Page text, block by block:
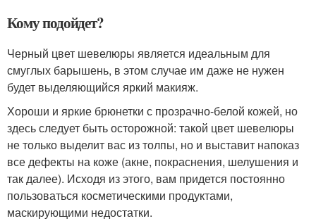
Кому подойдет?
Черный цвет шевелюры является идеальным для
смуглых барышень, в этом случае им даже не нужен
будет выделяющийся яркий макияж.
Хороши и яркие брюнетки с прозрачно-белой кожей, но
здесь следует быть осторожной: такой цвет шевелюры
не только выделит вас из толпы, но и выставит напоказ
все дефекты на коже (акне, покраснения, шелушения и
так далее). Исходя из этого, вам придется постоянно
пользоваться косметическими продуктами,
маскирующими недостатки.